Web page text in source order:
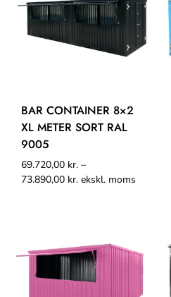
BAR CONTAINER 8×2
XL METER SORT RAL
9005
69.720,00 kr. –
73.890,00 kr. ekskl. moms